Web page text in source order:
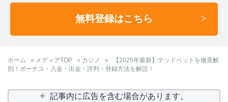
無料登録はこちら
ホーム » メディアTOP » カジノ »
【2025年最新】テッドベットを徹底解
剖！ボーナス・入金・出金・評判・登録方法を解説！
記事内に広告を含む場合があります。